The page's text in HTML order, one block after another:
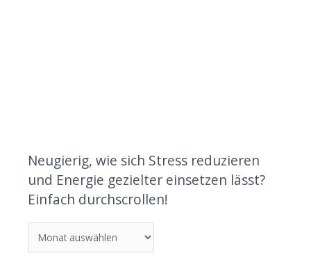
Neugierig, wie sich Stress reduzieren
und Energie gezielter einsetzen lässt?
Einfach durchscrollen!